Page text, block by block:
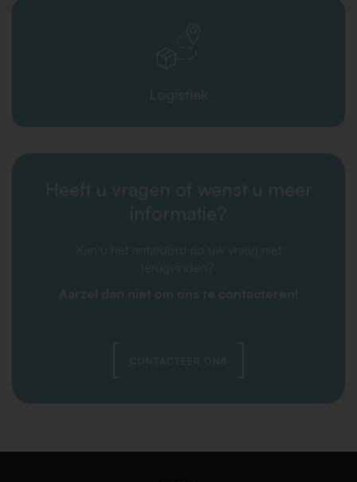
Logistiek
Heeft u vragen of wenst u meer
informatie?
Kan u het antwoord op uw vraag niet
terugvinden?
Aarzel dan niet om ons te contacteren!
CONTACTEER ONS